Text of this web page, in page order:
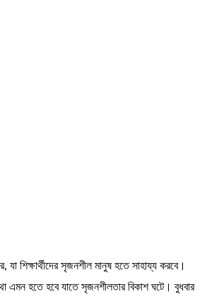
শিক্ষার্থীদের সৃজনশীল মানুষ হতে সাহায্য করবে।
এমন হতে হবে যাতে সৃজনশীলতার বিকাশ ঘটে। বুধবার